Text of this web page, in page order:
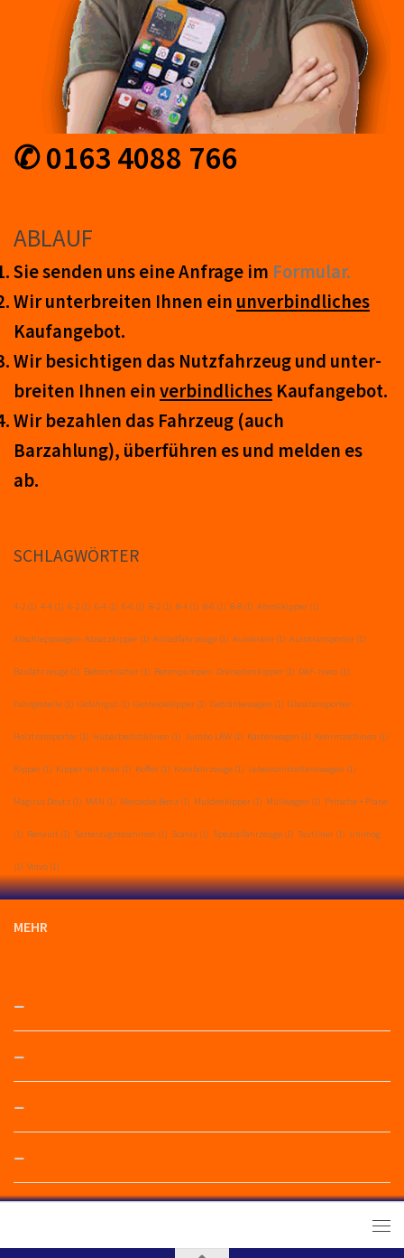
✆ 0163 4088 766
ABLAUF
Sie senden uns eine An­frage im Form­ular.
Wir unter­breiten Ihnen ein un­ver­bind­lich­es
Kauf­an­ge­bot.
Wir be­sicht­igen das Nutz­fahr­zeug und un­ter­
breit­en Ihnen einver­bind­liches Kauf­an­ge­bot.
Wir be­zahl­en das Fahr­zeug (auch
Barzahlung), über­führ­en es und mel­den es
ab.
SCHLAGWÖRTER
4-2 (1) 4-4 (1) 6-2 (1) 6-4 (1) 6-6 (1) 8-2 (1) 8-4 (1) 8-6 (1) 8-8 (1) Abrollkipper (1)
Abschleppwagen- Absetzkipper (1) Allradfahrzeuge (1) Autokräne (1) Autotransporter (1)
Baufahrzeuge (1) Betonmischer (1) Betonpumpen- Dreiseitenkipper (1) DAF- Iveco (1)
Fahrgestelle (1) Gefahrgut (1) Getreidekipper (1) Getränkewagen (1) Glastransporter -
Holztransporter (1) Hubarbeitsbühnen (1) Jumbo LKW (1) Kastenwagen (1) Kehrmaschinen (1)
Kipper (1) Kipper mit Kran (1) Koffer (1) Kranfahrzeuge (1) Lebensmitteltankwagen (1)
Magirus Deutz (1) MAN (1) Mercedes Benz (1) Muldenkipper (1) Müllwagen (1) Pritsche + Plane
(1) Renault (1) Sattelzugmaschinen (1) Scania (1) Spezialfahrzeuge (1) Tautliner (1) Unimog
(1) Volvo (1)
MEHR